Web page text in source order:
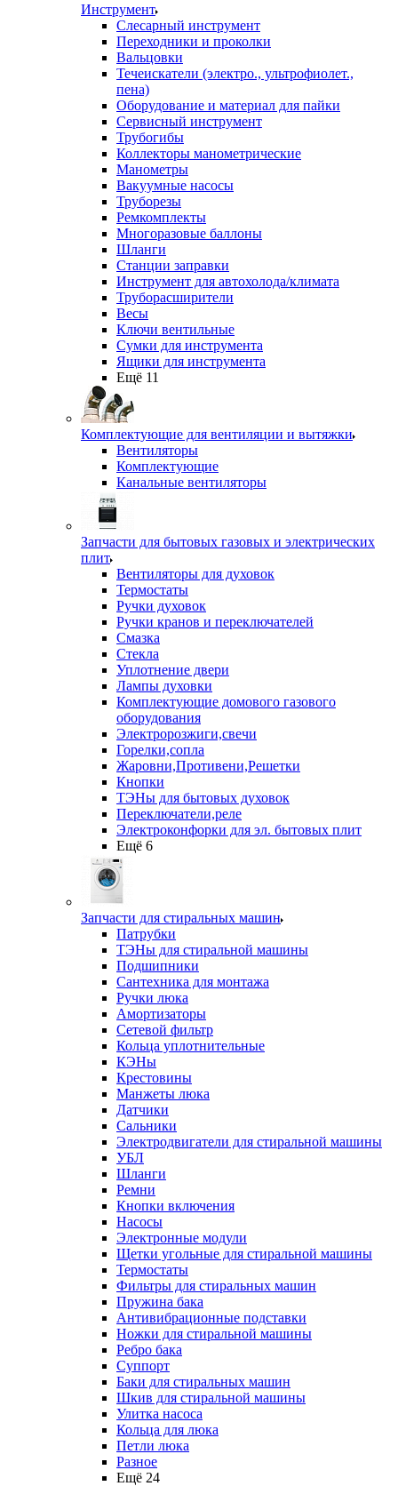
Инструмент
Слесарный инструмент
Переходники и проколки
Вальцовки
Течеискатели (электро., ультрофиолет.,
пена)
Оборудование и материал для пайки
Сервисный инструмент
Трубогибы
Коллекторы манометрические
Манометры
Вакуумные насосы
Труборезы
Ремкомплекты
Многоразовые баллоны
Шланги
Станции заправки
Инструмент для автохолода/климата
Труборасширители
Весы
Ключи вентильные
Сумки для инструмента
Ящики для инструмента
Ещё 11
Комплектующие для вентиляции и вытяжки
Вентиляторы
Комплектующие
Канальные вентиляторы
Запчасти для бытовых газовых и электрических
плит
Вентиляторы для духовок
Термостаты
Ручки духовок
Ручки кранов и переключателей
Смазка
Стекла
Уплотнение двери
Лампы духовки
Комплектующие домового газового
оборудования
Электророзжиги,свечи
Горелки,сопла
Жаровни,Противени,Решетки
Кнопки
ТЭНы для бытовых духовок
Переключатели,реле
Электроконфорки для эл. бытовых плит
Ещё 6
Запчасти для стиральных машин
Патрубки
ТЭНы для стиральной машины
Подшипники
Сантехника для монтажа
Ручки люка
Амортизаторы
Сетевой фильтр
Кольца уплотнительные
КЭНы
Крестовины
Манжеты люка
Датчики
Сальники
Электродвигатели для стиральной машины
УБЛ
Шланги
Ремни
Кнопки включения
Насосы
Электронные модули
Щетки угольные для стиральной машины
Термостаты
Фильтры для стиральных машин
Пружина бака
Антивибрационные подставки
Ножки для стиральной машины
Ребро бака
Суппорт
Баки для стиральных машин
Шкив для стиральной машины
Улитка насоса
Кольца для люка
Петли люка
Разное
Ещё 24